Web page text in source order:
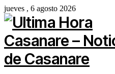
jueves , 6 agosto 2026